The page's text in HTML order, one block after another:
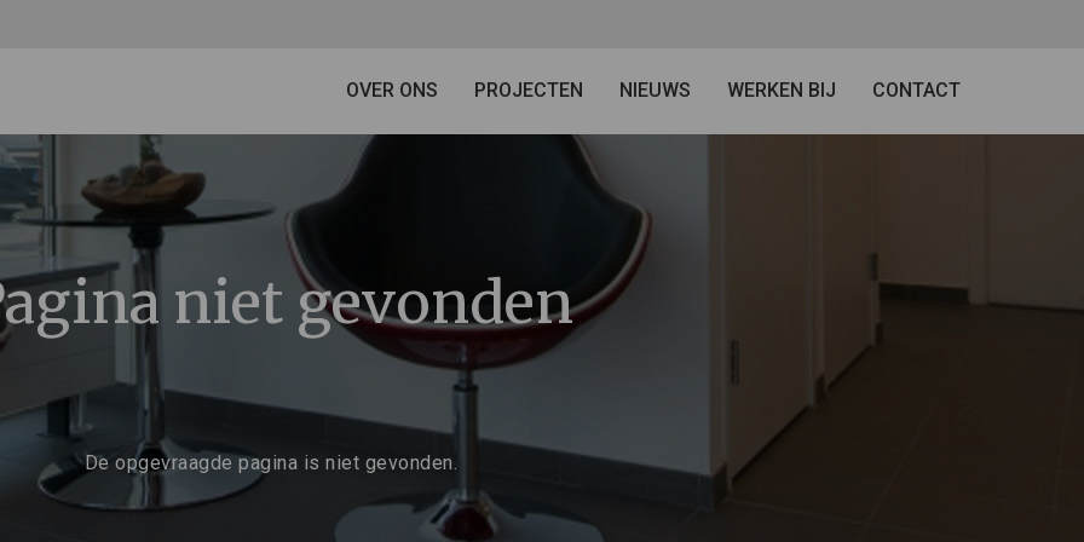
OVER ONS PROJECTEN NIEUWS WERKEN BIJ CONTACT
niet gevonden
De opgevraagde pagina is niet gevonden.